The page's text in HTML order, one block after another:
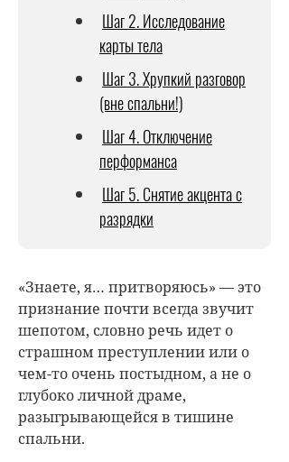
Шаг 2. Исследование
карты тела
Шаг 3. Хрупкий разговор
(вне спальни!)
Шаг 4. Отключение
перформанса
Шаг 5. Снятие акцента с
разрядки
«Знаете, я… притворяюсь» — это
признание почти всегда звучит
шепотом, словно речь идет о
страшном преступлении или о
чем-то очень постыдном, а не о
глубоко личной драме,
разыгрывающейся в тишине
спальни.